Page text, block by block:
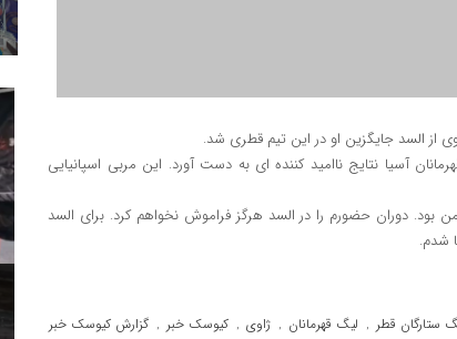
از السد جایگزین او در این تیم قطری شد.
آسیا نتایج ناامید کننده ای به دست آورد. این مربی اسپانیایی
دوران حضورم را در السد هرگز فراموش نخواهم کرد. برای السد
شدم.
ستارگان قطر , لیگ قهرمانان , ژاوی , کیوسک خبر , گزارش کیوسک خبر